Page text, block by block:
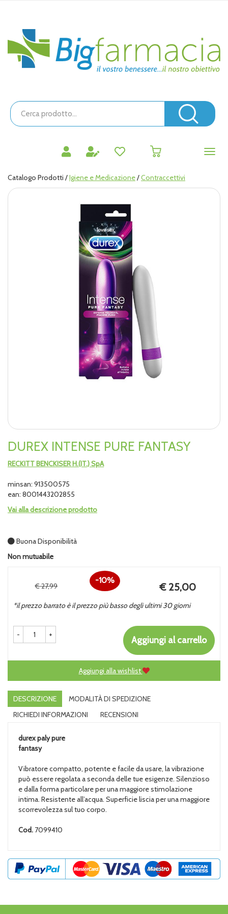
principaleBigfarmacia
Cerca
Prodotto
Catalogo Prodotti /Igiene e Medicazione/Contraccettivi
DUREX INTENSE PURE FANTASY
RECKITT BENCKISER H.(IT.) SpA
minsan: 913500575
ean: 8001443202855
Vai alla descrizione prodotto
Buona Disponibilità
Non mutuabile
Sconto
10%
€ 27,99
Prezzo
scontato
€ 25,00
*il prezzo barrato è il prezzo più basso degli ultimi 30 giorni
- + Aggiungi al carrello
Aggiungi alla wishlist
DESCRIZIONE
MODALITÀ DI SPEDIZIONE
RICHIEDI INFORMAZIONI
RECENSIONI
durex palypure
fantasy
Vibratore compatto, potente e facile da usare, la vibrazione
può essere regolata a seconda delle tue esigenze. Silenzioso
e dalla forma particolare per una maggiore stimolazione
intima. Resistente all’acqua. Superficie liscia per una maggiore
scorrevolezza sul tuo corpo.
Cod. 7099410